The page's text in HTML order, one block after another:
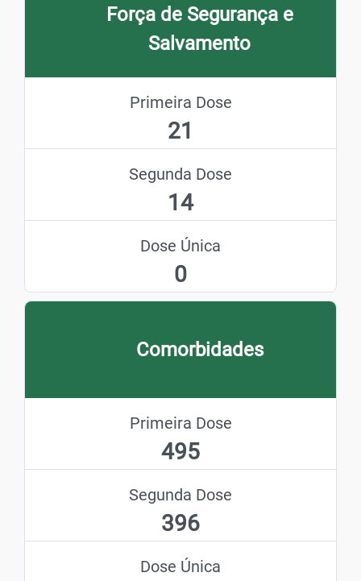
Força de Segurança e
Salvamento
Primeira Dose
21
Segunda Dose
14
Dose Única
0
Comorbidades
Primeira Dose
495
Segunda Dose
396
Dose Única